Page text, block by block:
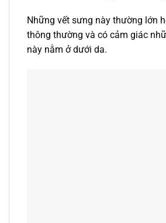
Những vết sưng này thường lớn
thông thường và có cảm giác
này nằm ở dưới da.